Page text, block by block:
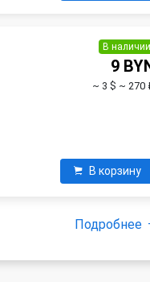
В наличии
9
~ 3 $ ~ 270
В корзину
Подробнее